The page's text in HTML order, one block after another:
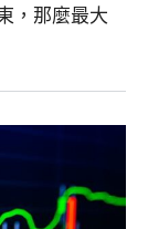
，那麼最大